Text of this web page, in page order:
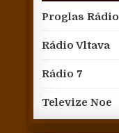
Proglas Rádio
Rádio Vltava
Rádio 7
Televize Noe